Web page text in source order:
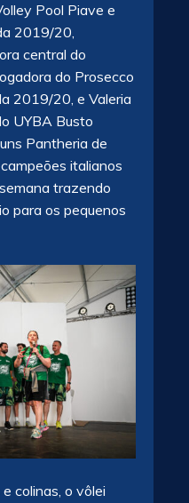
Pool Piave e
2019/20,
central do
do Prosecco
2019/20, e Valeria
UYBA Busto
Pantheria de
italianos
trazendo
para os pequenos
colinas, o vôlei